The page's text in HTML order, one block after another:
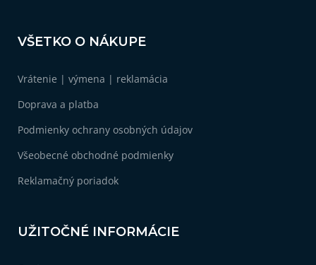
VŠETKO O NÁKUPE
Vrátenie | výmena | reklamácia
Doprava a platba
Podmienky ochrany osobných údajov
Všeobecné obchodné podmienky
Reklamačný poriadok
UŽITOČNÉ INFORMÁCIE